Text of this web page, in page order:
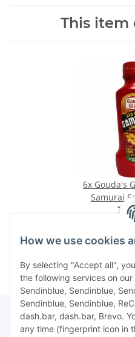
This item
6x Gouda's
Samurai
6,80
How we use cookies
By selecting "Accept all",
the following services on our
Sendinblue, Sendinblue,
Sendinblue, Sendinblue,
dash.bar, dash.bar, Brevo.
any time (fingerprint icon in